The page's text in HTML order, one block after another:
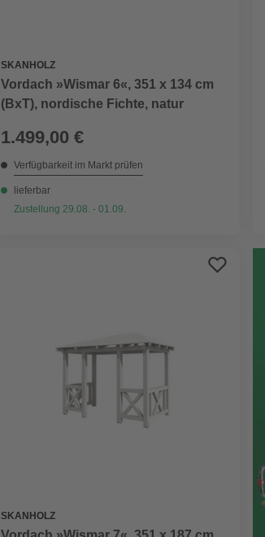
SKANHOLZ
Vordach »Wismar 6«, 351 x 134 cm
(BxT), nordische Fichte, natur
1.499,00 €
Verfügbarkeit im Markt prüfen
lieferbar
Zustellung 29.08. - 01.09.
SKANHOLZ